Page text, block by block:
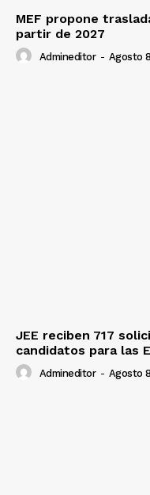
MEF propone
partir de 2027
Admineditor - Agosto
JEE reciben 717
candidatos para las
Admineditor - Agosto